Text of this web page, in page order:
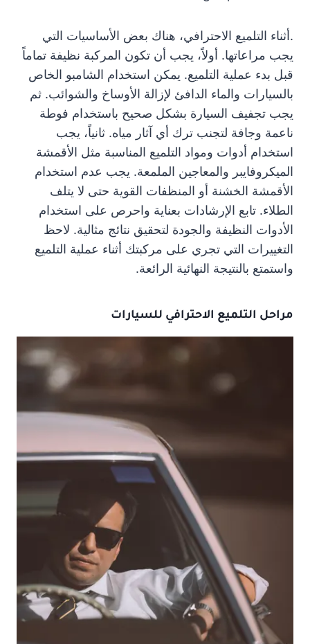
.أثناء التلميع الاحترافي، هناك بعض الأساسيات التي
يجب مراعاتها. أولاً، يجب أن تكون المركبة نظيفة تماماً
قبل بدء عملية التلميع. يمكن استخدام الشامبو الخاص
بالسيارات والماء الدافئ لإزالة الأوساخ والشوائب. ثم
يجب تجفيف السيارة بشكل صحيح باستخدام فوطة
ناعمة وجافة لتجنب ترك أي آثار مياه. ثانياً، يجب
استخدام أدوات ومواد التلميع المناسبة مثل الأقمشة
الميكروفايبر والمعاجين الملمعة. يجب عدم استخدام
الأقمشة الخشنة أو المنظفات القوية حتى لا يتلف
الطلاء. تابع الإرشادات بعناية واحرص على استخدام
الأدوات النظيفة والجودة لتحقيق نتائج مثالية. لاحظ
التغييرات التي تجري على مركبتك أثناء عملية التلميع
واستمتع بالنتيجة النهائية الرائعة.
مراحل التلميع الاحترافي للسيارات